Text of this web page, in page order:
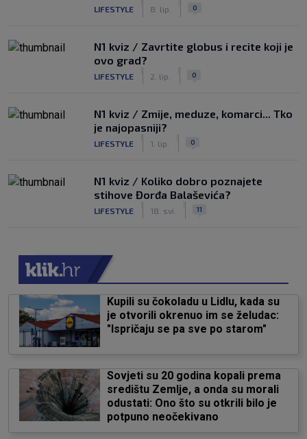
LIFESTYLE 8. lip. 0
N1 kviz / Zavrtite globus i recite koji je
ovo grad?
LIFESTYLE 2. lip. 0
N1 kviz / Zmije, meduze, komarci... Tko
je najopasniji?
LIFESTYLE 1. lip. 0
N1 kviz / Koliko dobro poznajete
stihove Đorđa Balaševića?
LIFESTYLE 18. svi. 11
Kupili su čokoladu u Lidlu, kada su
je otvorili okrenuo im se želudac:
"Ispričaju se pa sve po starom"
Sovjeti su 20 godina kopali prema
središtu Zemlje, a onda su morali
odustati: Ono što su otkrili bilo je
potpuno neočekivano